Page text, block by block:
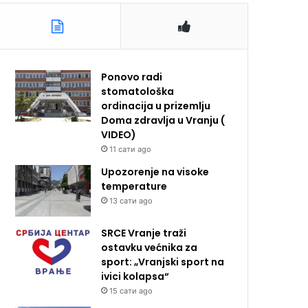
Ponovo radi
stomatološka
ordinacija u prizemlju
Doma zdravlja u Vranju (
VIDEO)
11 сати ago
Upozorenje na visoke
temperature
13 сати ago
SRCE Vranje traži
ostavku većnika za
sport: „Vranjski sport na
ivici kolapsa“
15 сати ago